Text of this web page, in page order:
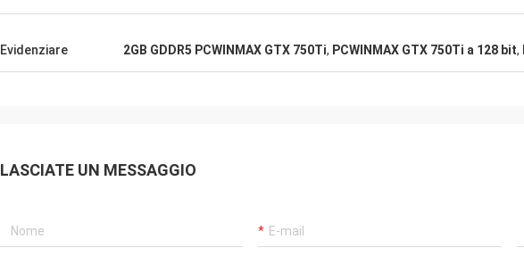
Evidenziare 2GB GDDR5 PCWINMAX GTX 750Ti, PCWINMAX GTX 750Ti a 128 bit,
LASCIATE UN MESSAGGIO